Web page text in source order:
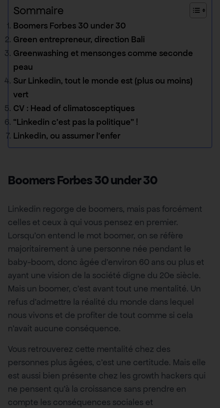
Sommaire
Boomers Forbes 30 under 30
Green entrepreneur, direction Bali
Greenwashing et mensonges comme seconde
peau
Sur Linkedin, tout le monde est (plus ou moins)
vert
CV : Head of climatosceptiques
“Linkedin c’est pas la politique” !
Linkedin, ou assumer l’enfer
Boomers Forbes 30 under 30
Linkedin regorge de boomers, mais pas forcément
celles et ceux à qui vous pensez en premier.
Lorsqu’on entend le mot boomer, on se réfère
majoritairement à une personne née pendant le
baby-boom, donc âgée d’environ 60 ans ou plus et
ayant une vision de la société digne du 20e siècle.
Mais un boomer, c’est avant tout une mentalité. Un
refus d’admettre la réalité du monde dans lequel
nous vivons et de profiter de tout comme si cela
n’avait aucune conséquence.
Vous retrouverez cette mentalité chez des
personnes plus âgées, c’est une certitude. Mais elle
est aussi bien présente chez les growth hackers qui
ne pensent qu’à la croissance sans prendre en
compte les conséquences sociales et